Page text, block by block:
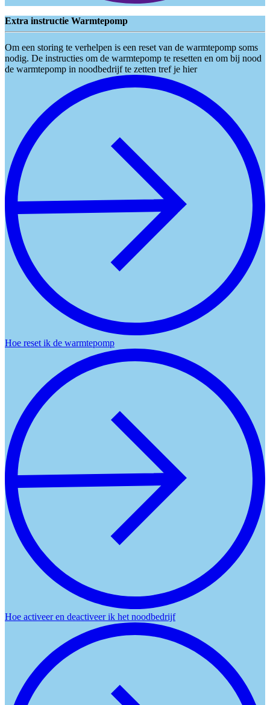
Extra instructie Warmtepomp
Om een storing te verhelpen is een reset van de warmtepomp soms
nodig. De instructies om de warmtepomp te resetten en om bij nood
de warmtepomp in noodbedrijf te zetten tref je hier
Hoe reset ik de warmtepomp
Hoe activeer en deactiveer ik het noodbedrijf